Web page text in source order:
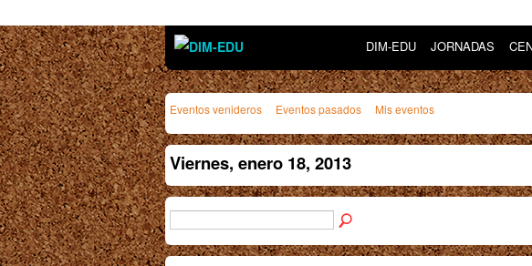
DIM-EDU JORNADAS
Eventos venideros Eventos pasados Mis eventos
Viernes, enero 18, 2013